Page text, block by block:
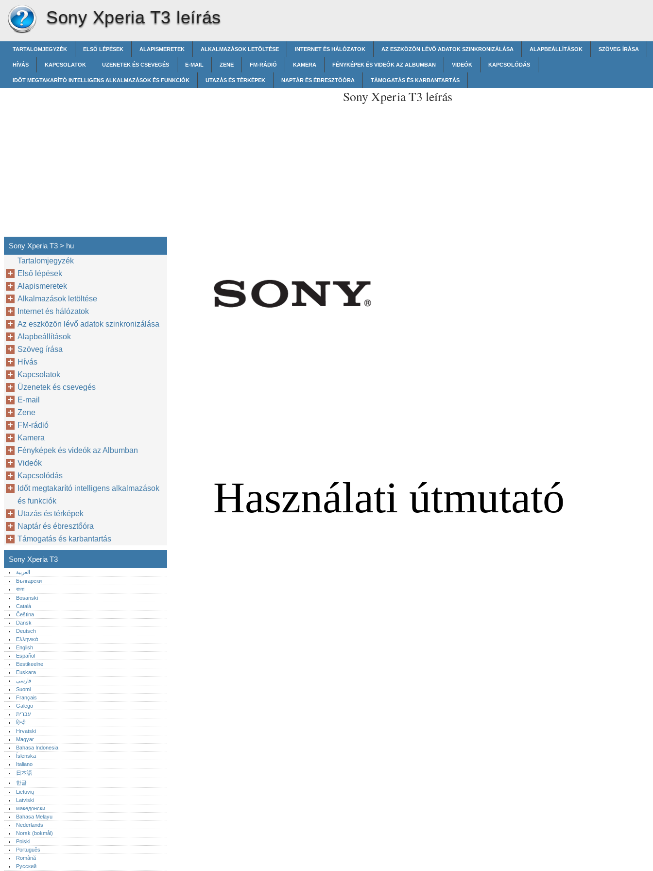
Sony Xperia T3 leírás
TARTALOMJEGYZÉK ELSŐ LÉPÉSEK ALAPISMERETEK ALKALMAZÁSOK LETÖLTÉSE INTERNET ÉS HÁLÓZATOK AZ ESZKÖZÖN LÉVŐ ADATOK SZINKRONIZÁLÁSA ALAPBEÁLLÍTÁSOK SZÖVEG ÍRÁSA
HÍVÁS KAPCSOLATOK ÜZENETEK ÉS CSEVEGÉS E-MAIL ZENE FM-RÁDIÓ KAMERA FÉNYKÉPEK ÉS VIDEÓK AZ ALBUMBAN VIDEÓK KAPCSOLÓDÁS
IDŐT MEGTAKARÍTÓ INTELLIGENS ALKALMAZÁSOK ÉS FUNKCIÓK UTAZÁS ÉS TÉRKÉPEK NAPTÁR ÉS ÉBRESZTŐÓRA TÁMOGATÁS ÉS KARBANTARTÁS
Sony Xperia T3 leírás
Használati útmutató
Sony Xperia T3 > hu
Tartalomjegyzék
Első lépések
Alapismeretek
Alkalmazások letöltése
Internet és hálózatok
Az eszközön lévő adatok szinkronizálása
Alapbeállítások
Szöveg írása
Hívás
Kapcsolatok
Üzenetek és csevegés
E-mail
Zene
FM-rádió
Kamera
Fényképek és videók az Albumban
Videók
Kapcsolódás
Időt megtakarító intelligens alkalmazások
és funkciók
Utazás és térképek
Naptár és ébresztőóra
Támogatás és karbantartás
Sony Xperia T3
العربية
Български
বাংলা
Bosanski
Català
Čeština
Dansk
Deutsch
Ελληνικά
English
Español
Eestikeelne
Euskara
فارسی
Suomi
Français
Galego
עברית
हिन्दी
Hrvatski
Magyar
Bahasa Indonesia
Íslenska
Italiano
日本語
한글
Lietuvių
Latviski
македонски
Bahasa Melayu
Nederlands
Norsk (bokmål)‎
Polski
Português‎
Română
Русский